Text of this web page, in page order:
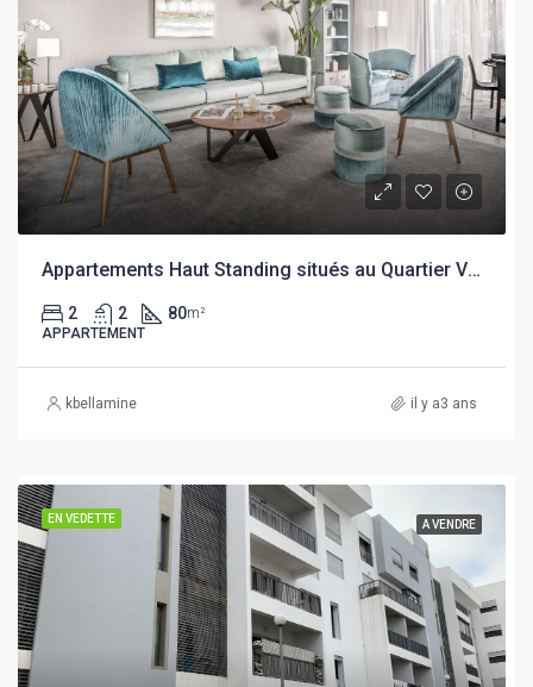
Appartements Haut Standing situés au Quartier Victoria
2 2 80m²
APPARTEMENT
kbellamine il y a3 ans
EN VEDETTE A VENDRE